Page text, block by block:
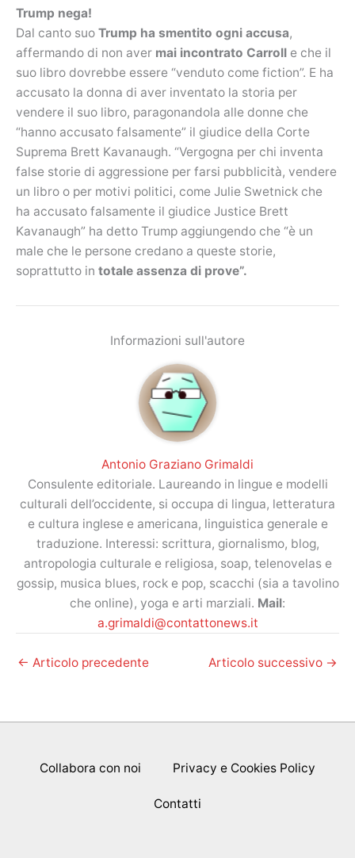
Trump nega!
Dal canto suo Trump ha smentito ogni accusa,
affermando di non aver mai incontrato Carroll e che il
suo libro dovrebbe essere “venduto come fiction”. E ha
accusato la donna di aver inventato la storia per
vendere il suo libro, paragonandola alle donne che
“hanno accusato falsamente” il giudice della Corte
Suprema Brett Kavanaugh. “Vergogna per chi inventa
false storie di aggressione per farsi pubblicità, vendere
un libro o per motivi politici, come Julie Swetnick che
ha accusato falsamente il giudice Justice Brett
Kavanaugh” ha detto Trump aggiungendo che “è un
male che le persone credano a queste storie,
soprattutto in totale assenza di prove”.
Informazioni sull'autore
Antonio Graziano Grimaldi
Consulente editoriale. Laureando in lingue e modelli
culturali dell’occidente, si occupa di lingua, letteratura
e cultura inglese e americana, linguistica generale e
traduzione. Interessi: scrittura, giornalismo, blog,
antropologia culturale e religiosa, soap, telenovelas e
gossip, musica blues, rock e pop, scacchi (sia a tavolino
che online), yoga e arti marziali. Mail:
a.grimaldi@contattonews.it
← Articolo precedente Articolo successivo →
Collabora con noi Privacy e Cookies Policy
Contatti